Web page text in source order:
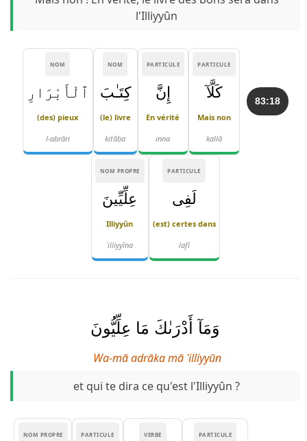
l'Illiyyûn
83:18
PARTICULE
كَلَّآ
Mais non
kallā
PARTICULE
إِنَّ
En vérité
inna
NOM
كِتَـٰبَ
(le) livre
kitāba
NOM
ٱلْأَبْرَارِ
(des) pieux
l-abrāri
PARTICULE
لَفِى
(est) certes dans
lafī
NOM PROPRE
عِلِّيِّينَ
Illiyyûn
ʿilliyyīna
وَمَآ أَدْرَىٰكَ مَا عِلِّيُّونَ
Wa-mā adrāka mā ʿilliyyūn
et qui te dira ce qu'est l'Illiyyûn ?
PARTICULE
VERBE
PARTICULE
NOM PROPRE